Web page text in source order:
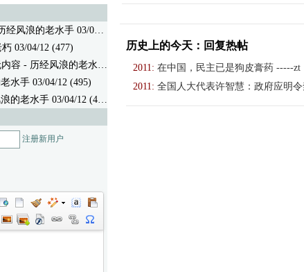
浪的老水手 03/04/12 (386)
03/04/12 (477)
容 - 历经风浪的老水手 03/04/12 (440)
水手 03/04/12 (495)
的老水手 03/04/12 (447)
注册新用户
历史上的今天：回复热帖
2011: 在中国，民主已是狗皮膏药 -----zt
2011: 全国人大代表许智慧：政府应明